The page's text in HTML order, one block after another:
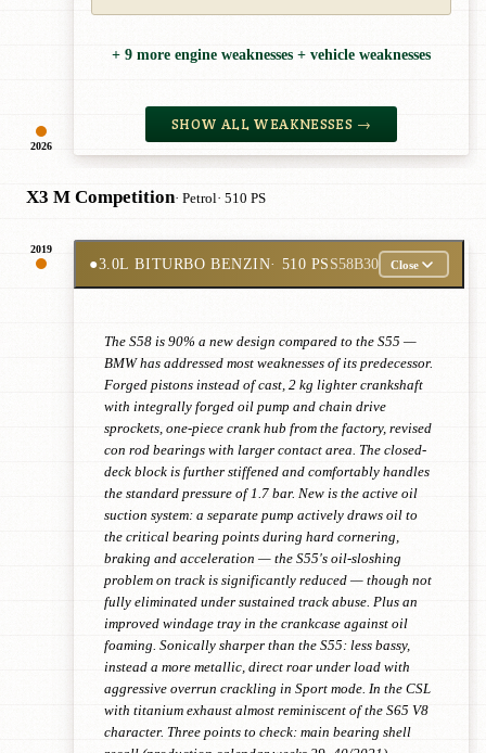
2026
+ 9 more engine weaknesses + vehicle weaknesses
SHOW ALL WEAKNESSES →
X3 M Competition· Petrol· 510 PS
2019
●3.0L BITURBO BENZIN· 510 PS S58B30 Close
The S58 is 90% a new design compared to the S55 —
BMW has addressed most weaknesses of its predecessor.
Forged pistons instead of cast, 2 kg lighter crankshaft
with integrally forged oil pump and chain drive
sprockets, one-piece crank hub from the factory, revised
con rod bearings with larger contact area. The closed-
deck block is further stiffened and comfortably handles
the standard pressure of 1.7 bar. New is the active oil
suction system: a separate pump actively draws oil to
the critical bearing points during hard cornering,
braking and acceleration — the S55's oil-sloshing
problem on track is significantly reduced — though not
fully eliminated under sustained track abuse. Plus an
improved windage tray in the crankcase against oil
foaming. Sonically sharper than the S55: less bassy,
instead a more metallic, direct roar under load with
aggressive overrun crackling in Sport mode. In the CSL
with titanium exhaust almost reminiscent of the S65 V8
character. Three points to check: main bearing shell